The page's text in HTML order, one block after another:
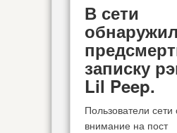
В сети
записку
Lil Peep.
Пользователи сети
внимание на пост